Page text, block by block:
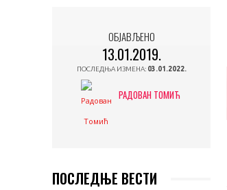
ОБЈАВЉЕНО
13.01.2019.
ПОСЛЕДЊА ИЗМЕНА: 03.01.2022.
РАДОВАН ТОМИЋ
ПОСЛЕДЊЕ ВЕСТИ